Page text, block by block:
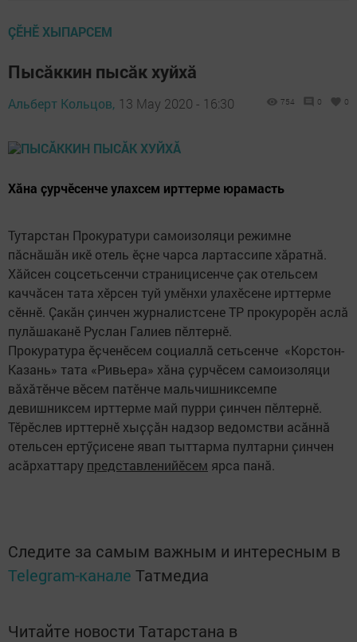
ÇӖНӖ ХЫПАРСЕМ
Пысӑккин пысӑк хуйхӑ
Альберт Кольцов, 13 May 2020 - 16:30 754 0 0
Хӑна ҫурчӗсенче улахсем ирттерме юрамасть
Тутарстан Прокуратури самоизоляци режимне
пӑснӑшӑн икӗ отель ӗҫне чарса лартассипе хӑратнӑ.
Хӑйсен соцсетьсенчи страницисенче ҫак отельсем
каччӑсен тата хӗрсен туй умӗнхи улахӗсене ирттерме
сӗннӗ. Ҫакӑн ҫинчен журналистсене ТР прокурорӗн аслӑ
пулӑшаканӗ Руслан Галиев пӗлтернӗ.
Прокуратура ӗҫченӗсем социаллӑ сетьсенче «Корстон-
Казань» тата «Ривьера» хӑна ҫурчӗсем самоизоляци
вӑхӑтӗнче вӗсем патӗнче мальчишниксемпе
девишниксем ирттерме май пурри ҫинчен пӗлтернӗ.
Тӗрӗслев ирттернӗ хыҫҫӑн надзор ведомстви асӑннӑ
отельсен ертӳҫисене явап тыттарма пултарни ҫинчен
асӑрхаттару представленийӗсем ярса панӑ.
Следите за самым важным и интересным в
Telegram-канале Татмедиа
Читайте новости Татарстана в